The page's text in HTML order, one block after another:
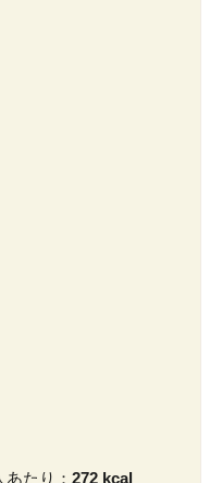
あたり ： 272 kcal